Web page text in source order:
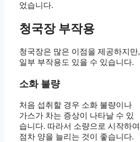
었습니다.
청국장 부작용
청국장은 많은 이점을 제공하지만,
일부 부작용도 있을 수 있습니다.
소화 불량
처음 섭취할 경우 소화 불량이나
가스가 차는 증상이 나타날 수 있
습니다. 따라서 소량으로 시작하여
점차 양을 늘리는 것이 좋습니다.